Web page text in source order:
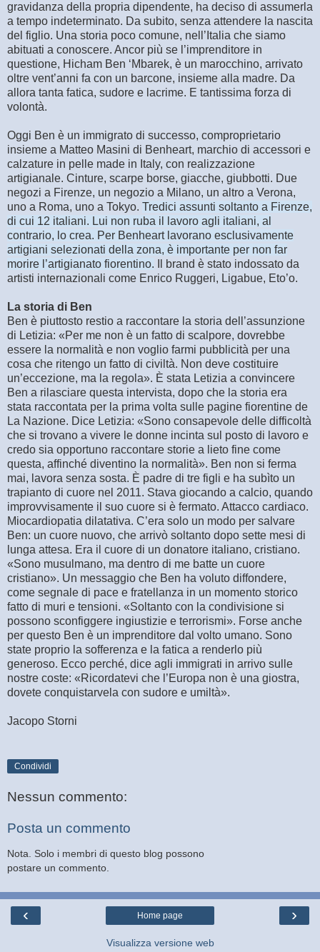
gravidanza della propria dipendente, ha deciso di assumerla
a tempo indeterminato. Da subito, senza attendere la nascita
del figlio. Una storia poco comune, nell’Italia che siamo
abituati a conoscere. Ancor più se l’imprenditore in
questione, Hicham Ben ‘Mbarek, è un marocchino, arrivato
oltre vent’anni fa con un barcone, insieme alla madre. Da
allora tanta fatica, sudore e lacrime. E tantissima forza di
volontà.
Oggi Ben è un immigrato di successo, comproprietario
insieme a Matteo Masini di Benheart, marchio di accessori e
calzature in pelle made in Italy, con realizzazione
artigianale. Cinture, scarpe borse, giacche, giubbotti. Due
negozi a Firenze, un negozio a Milano, un altro a Verona,
uno a Roma, uno a Tokyo. Tredici assunti soltanto a Firenze,
di cui 12 italiani. Lui non ruba il lavoro agli italiani, al
contrario, lo crea. Per Benheart lavorano esclusivamente
artigiani selezionati della zona, è importante per non far
morire l’artigianato fiorentino. Il brand è stato indossato da
artisti internazionali come Enrico Ruggeri, Ligabue, Eto’o.
La storia di Ben
Ben è piuttosto restio a raccontare la storia dell’assunzione
di Letizia: «Per me non è un fatto di scalpore, dovrebbe
essere la normalità e non voglio farmi pubblicità per una
cosa che ritengo un fatto di civiltà. Non deve costituire
un’eccezione, ma la regola». È stata Letizia a convincere
Ben a rilasciare questa intervista, dopo che la storia era
stata raccontata per la prima volta sulle pagine fiorentine de
La Nazione. Dice Letizia: «Sono consapevole delle difficoltà
che si trovano a vivere le donne incinta sul posto di lavoro e
credo sia opportuno raccontare storie a lieto fine come
questa, affinché diventino la normalità». Ben non si ferma
mai, lavora senza sosta. È padre di tre figli e ha subìto un
trapianto di cuore nel 2011. Stava giocando a calcio, quando
improvvisamente il suo cuore si è fermato. Attacco cardiaco.
Miocardiopatia dilatativa. C’era solo un modo per salvare
Ben: un cuore nuovo, che arrivò soltanto dopo sette mesi di
lunga attesa. Era il cuore di un donatore italiano, cristiano.
«Sono musulmano, ma dentro di me batte un cuore
cristiano». Un messaggio che Ben ha voluto diffondere,
come segnale di pace e fratellanza in un momento storico
fatto di muri e tensioni. «Soltanto con la condivisione si
possono sconfiggere ingiustizie e terrorismi». Forse anche
per questo Ben è un imprenditore dal volto umano. Sono
state proprio la sofferenza e la fatica a renderlo più
generoso. Ecco perché, dice agli immigrati in arrivo sulle
nostre coste: «Ricordatevi che l’Europa non è una giostra,
dovete conquistarvela con sudore e umiltà».
Jacopo Storni
Condividi
Nessun commento:
Posta un commento
Nota. Solo i membri di questo blog possono
postare un commento.
‹ ›
Home page
Visualizza versione web